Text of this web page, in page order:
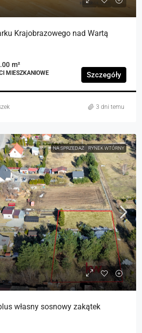
Krajobrazowego nad Wartą
m²
MIESZKANIOWE Szczegóły
3 dni temu
NA SPRZEDAŻ RYNEK WTÓRNY
własny sosnowy zakątek